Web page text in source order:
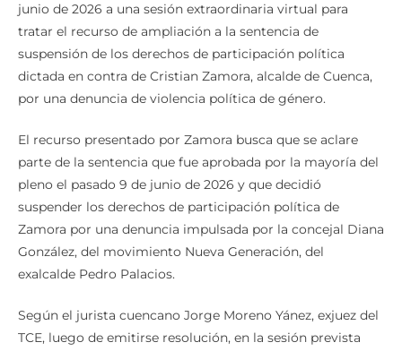
junio de 2026 a una sesión extraordinaria virtual para
tratar el recurso de ampliación a la sentencia de
suspensión de los derechos de participación política
dictada en contra de Cristian Zamora, alcalde de Cuenca,
por una denuncia de violencia política de género.
El recurso presentado por Zamora busca que se aclare
parte de la sentencia que fue aprobada por la mayoría del
pleno el pasado 9 de junio de 2026 y que decidió
suspender los derechos de participación política de
Zamora por una denuncia impulsada por la concejal Diana
González, del movimiento Nueva Generación, del
exalcalde Pedro Palacios.
Según el jurista cuencano Jorge Moreno Yánez, exjuez del
TCE, luego de emitirse resolución, en la sesión prevista